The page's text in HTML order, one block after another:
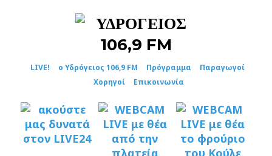
LIVE! ο Υδρόγειος 106,9 FM Πρόγραμμα
Παραγωγοί
Χορηγοί
Επικοινωνία